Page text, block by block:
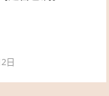
日